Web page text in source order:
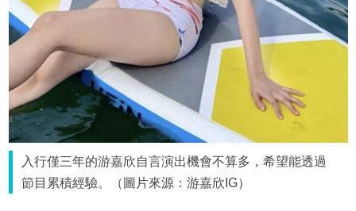
入行僅三年的游嘉欣自言演出機會不算多，希望能透過
節目累積經驗。（圖片來源：游嘉欣IG）